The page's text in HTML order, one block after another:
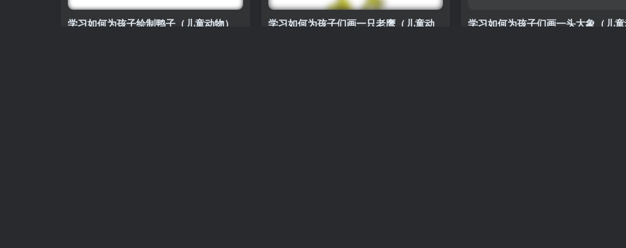
学习如何为孩子绘制鸭子（儿童动物）
学习如何为孩子们画一只老鹰（儿童动
学习如何为孩子们画一头大象（儿